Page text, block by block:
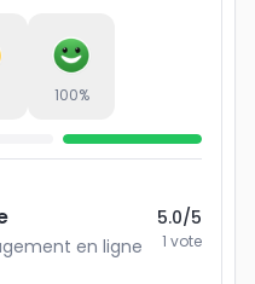
100%
en ligne
5.0/5
1 vote